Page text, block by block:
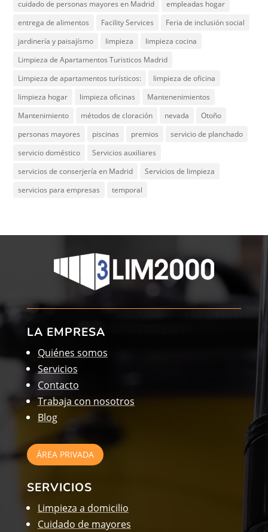
cuidado de personas mayores en Madrid
empleadas hogar
entrega de alimentos
Facility Services
Feria de inclusión social
jardinería y paisajísmo
limpieza
limpieza cocina
Limpieza de Apartamentos Turisticos Madrid
Limpieza de apartamentos turísticos:
limpieza de oficina
limpieza hogar
limpieza oficinas
Mantenenimientos
Mantenimiento
métodos de cloración nevada
Otoño
personas mayores
piscinas premios
servicio de planchado
servicio doméstico
Servicios auxiliares
servicios de conserjería en Madrid
Servicios de limpieza
servicios para empresas
temporal
LA EMPRESA
Quiénes somos
Servicios
Contacto
Trabaja con nosotros
Blog
ÁREA PRIVADA
SERVICIOS
Limpieza a domicilio
Cuidado de mayores